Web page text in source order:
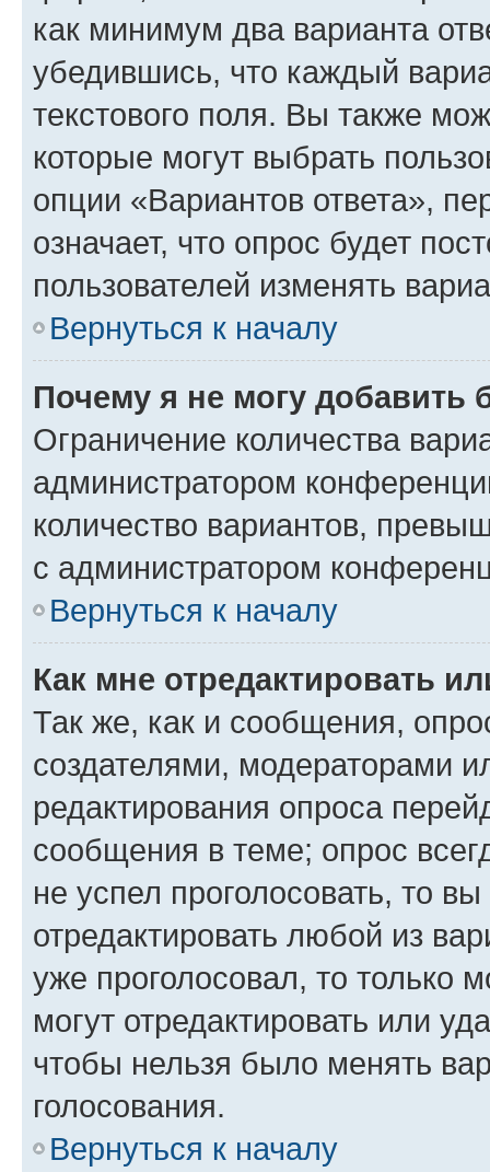
как минимум два варианта
убедившись, что каждый
текстового поля. Вы также
которые могут выбрать
опции «Вариантов ответа»,
означает, что опрос будет
пользователей изменять
Вернуться к началу
Почему я не могу добавить
Ограничение количества
администратором
количество вариантов,
с администратором
Вернуться к началу
Как мне отредактировать
Так же, как и сообщения,
создателями, модераторами
редактирования опроса
сообщения в теме; опрос
не успел проголосовать, то
отредактировать любой из
уже проголосовал, то только
могут отредактировать или
чтобы нельзя было менять
голосования.
Вернуться к началу